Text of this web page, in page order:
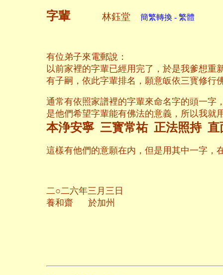
字輩 林鈺堂 簡繁轉換 - 繁體
有位弟子來電郵說：
以前家裡的字輩已經用完了，於是我爹想
有子嗣，依此字輩排名，願意皈依三寳修行
通常有依照家譜裡的字輩來命名字的頭一字
是他們希望字輩能有佛法的意義，所以我就
本浄安寧 三寳常祐 正法照持 直
這樣有他們的意願在内，但是用其中一字，
二○二六年三月三日
養和齋 於加州